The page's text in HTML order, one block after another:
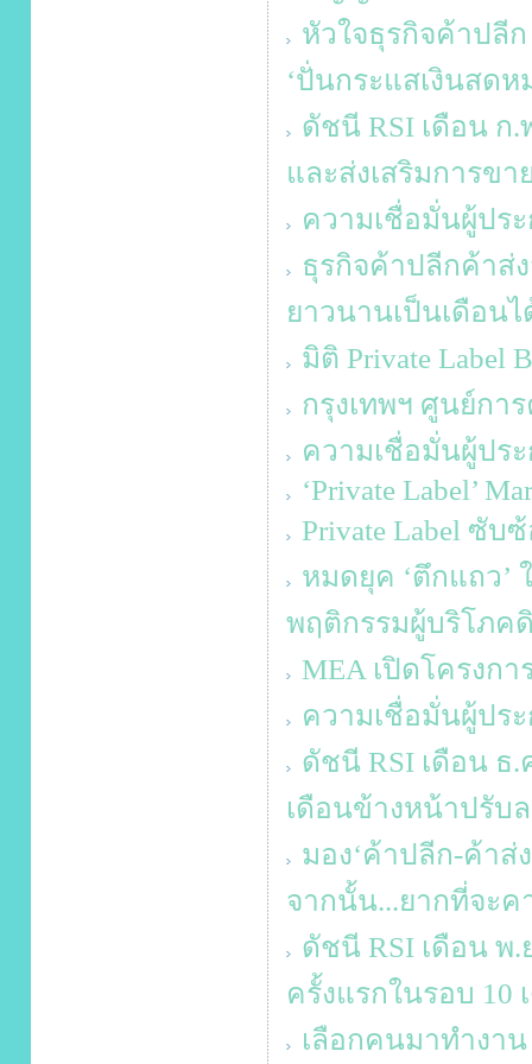
หัวใจธุรกิจค้าปลี
‘ปั่นกระแสเงินสดห
ดัชนี RSI เดือน ก.
และส่งเสริมการข
ความเชื่อมั่นผู้ปร
ธุรกิจค้าปลีกค้าส่
ยาวนานเป็นเดือนไ
มิติ Private Label
กรุงเทพฯ ศูนย์กา
ความเชื่อมั่นผู้ปร
‘Private Label’
Private Label ซั
หมดยุค ‘ตึกแถว’
พฤติกรรมผู้บริโภค
MEA เปิดโครงกา
ความเชื่อมั่นผู้ปร
ดัชนี RSI เดือน ธ.
เดือนข้างหน้าปรับ
มอง‘ค้าปลีก-ค้าส่
จากนั้น...ยากที่จะค
ดัชนี RSI เดือน พ.
ครั้งแรกในรอบ 10
เลือกคนมาทำงา